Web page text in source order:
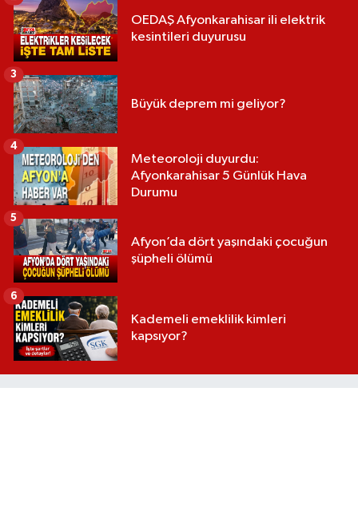
OEDAŞ Afyonkarahisar ili elektrik
kesintileri duyurusu
Büyük deprem mi geliyor?
3
Meteoroloji duyurdu:
Afyonkarahisar 5 Günlük Hava
Durumu
4
Afyon’da dört yaşındaki çocuğun
şüpheli ölümü
5
Kademeli emeklilik kimleri
kapsıyor?
6